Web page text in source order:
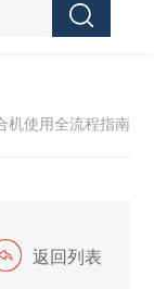
粉碎胶体磨 超细粉
机使用全流程指南
返回列表